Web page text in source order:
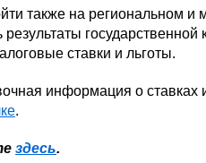
также на региональном и
государственной
ставки и льготы.
информация о ставках
.
здесь.